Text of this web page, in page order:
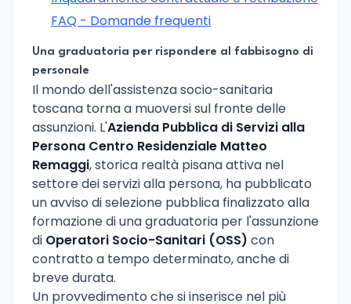
FAQ - Domande frequenti
Una graduatoria per rispondere al fabbisogno di
personale
Il mondo dell'assistenza socio-sanitaria
toscana torna a muoversi sul fronte delle
assunzioni. L'Azienda Pubblica di Servizi alla
Persona Centro Residenziale Matteo
Remaggi, storica realtà pisana attiva nel
settore dei servizi alla persona, ha pubblicato
un avviso di selezione pubblica finalizzato alla
formazione di una graduatoria per l'assunzione
di Operatori Socio-Sanitari (OSS) con
contratto a tempo determinato, anche di
breve durata.
Un provvedimento che si inserisce nel più